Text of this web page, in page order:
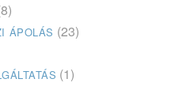
ÁPOLÁS (23)
(1)